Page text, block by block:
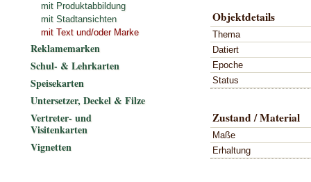
Objektdetails
Thema
Datiert
Epoche
Status
Zustand / Material
Maße
Erhaltung
mit Produktabbildung
mit Stadtansichten
mit Text und/oder Marke
Reklamemarken
Schul- & Lehrkarten
Speisekarten
Untersetzer, Deckel & Filze
Vertreter- und
Visitenkarten
Vignetten